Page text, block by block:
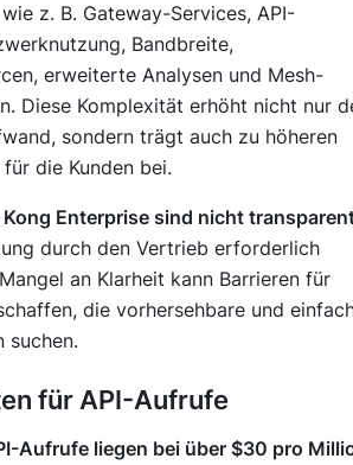
wie z. B. Gateway-Services, API-
Bandbreite,
erweiterte Analysen und Mesh-
Diese Komplexität erhöht nicht nur
sondern trägt auch zu höheren
die Kunden bei.
Kong Enterprise sind nicht
durch den Vertrieb erforderlich
an Klarheit kann Barrieren für
die vorhersehbare und
suchen.
für API-Aufrufe
Aufrufe liegen bei über $30 pro